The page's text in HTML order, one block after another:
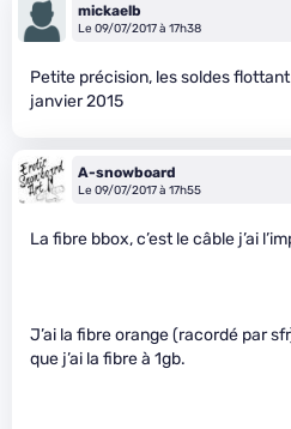
mickaelb
Le 09/07/2017 à 17h38
Petite précision, les soldes
janvier 2015
A-snowboard
Le 09/07/2017 à 17h55
La fibre bbox, c’est le câble j’ai
J’ai la fibre orange (racordé par
que j’ai la fibre à 1gb.